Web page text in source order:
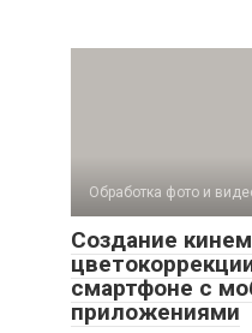
Обработка фото и
Создание
смартфоне с
приложениями